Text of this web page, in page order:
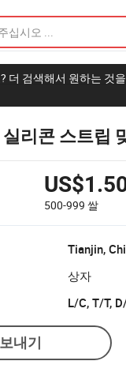
더 검색해서 원하는 것을
리콘 스트립
500-999쌀
Tianjin,
상자
L/C, T/T,
내기